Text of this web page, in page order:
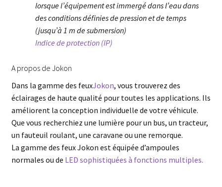
lorsque l’équipement est immergé dans l’eau dans
des conditions définies de pression et de temps
(jusqu’à 1 m de submersion)
Indice de protection (IP)
A propos de Jokon
Dans la gamme des feuxJokon, vous trouverez des
éclairages de haute qualité pour toutes les applications. Ils
améliorent la conception individuelle de votre véhicule.
Que vous recherchiez une lumière pour un bus, un tracteur,
un fauteuil roulant, une caravane ou une remorque.
La gamme des feux Jokon est équipée d’ampoules
normales ou de LED sophistiquées à fonctions multiples.